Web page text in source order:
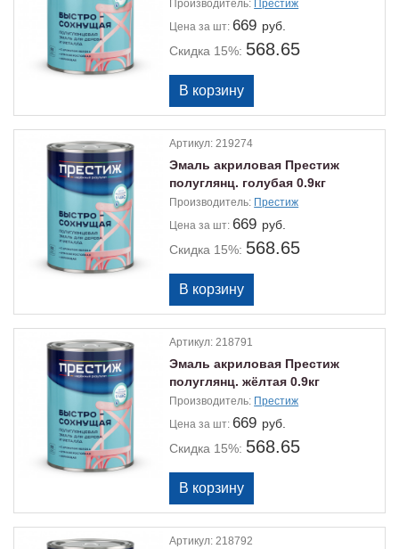
Производитель: Престиж
Цена за шт:669 руб.
Скидка 15%: 568.65
Артикул:219274
Эмаль акриловая Престиж
полуглянц. голубая 0.9кг
Производитель: Престиж
Цена за шт:669 руб.
Скидка 15%: 568.65
Артикул:218791
Эмаль акриловая Престиж
полуглянц. жёлтая 0.9кг
Производитель: Престиж
Цена за шт:669 руб.
Скидка 15%: 568.65
Артикул:218792